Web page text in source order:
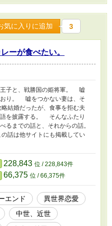
気に入りに追加 3
ーが食べたい。
子と、戦勝国の姫将軍。 嘘
り。 嘘をつかない妻は、そ
結婚だったが、食事を拒む夫
を披露する。 そんなふたり
るまでの話と、それからの話。
話は他サイトにも掲載してい
228,843 位 / 228,843件
66,375 位 / 66,375件
エンド
異世界恋愛
中世、近世